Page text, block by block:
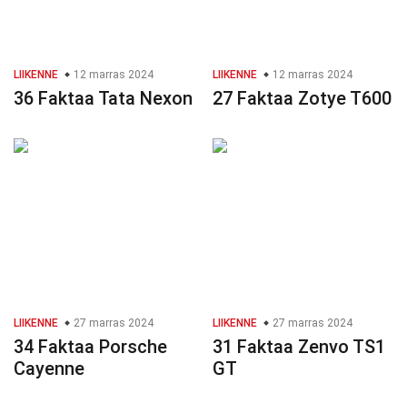
LIIKENNE 12 marras 2024
36 Faktaa Tata Nexon
LIIKENNE 12 marras 2024
27 Faktaa Zotye T600
LIIKENNE 27 marras 2024
34 Faktaa Porsche
Cayenne
LIIKENNE 27 marras 2024
31 Faktaa Zenvo TS1
GT